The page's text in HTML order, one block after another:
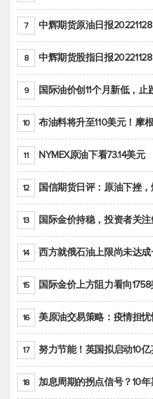
7 中辉期货原油日报20221128：原油价
8 中辉期货股指日报
9 国际油价创11个月新低，
10 布油料将升至110美元！摩根
11 NYMEX原油下看73.14美元
12 国信期货日评：原油下挫
13 国际金价持稳，投资者关
14 西方就俄石油上限尚未达
15 国际金价上方阻力看向
16 美原油交易策略：疫情担
17 努力节能！英国拟启动10亿
18 加息周期的拐点信号？10年期美